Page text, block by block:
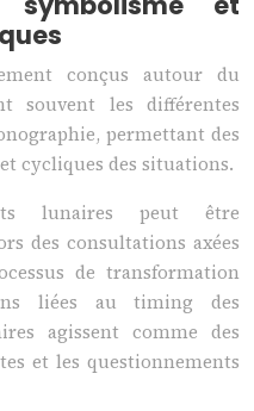
conçus autour du
souvent les différentes
permettant des
cycliques des situations.
lunaires peut être
des consultations axées
de transformation
liées au timing des
agissent comme des
et les questionnements